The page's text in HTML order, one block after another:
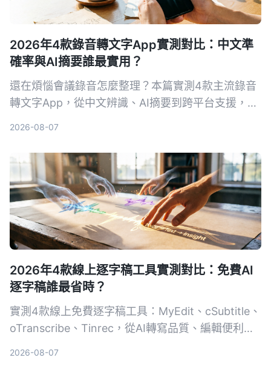
2026年4款錄音轉文字App實測對比：中文準
確率與AI摘要誰最實用？
還在煩惱會議錄音怎麼整理？本篇實測4款主流錄音
轉文字App，從中文辨識、AI摘要到跨平台支援，幫
2026-08-07
2026年4款線上逐字稿工具實測對比：免費AI
逐字稿誰最省時？
實測4款線上免費逐字稿工具：MyEdit、cSubtitle、
oTranscribe、Tinrec，從AI轉寫品質、編輯便利
2026-08-07